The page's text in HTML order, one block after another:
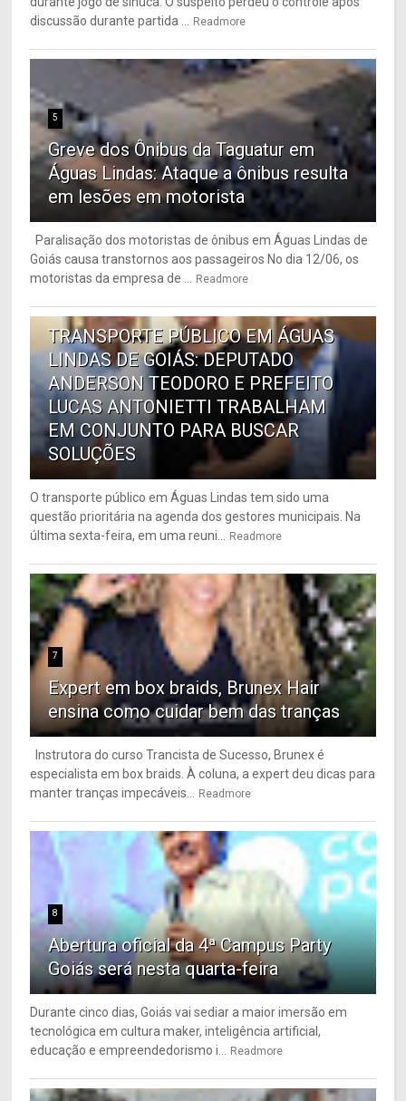
discussão durante partida ... Readmore
5
Greve dos Ônibus da Taguatur em
Águas Lindas: Ataque a ônibus resulta
em lesões em motorista
Paralisação dos motoristas de ônibus em Águas Lindas de
Goiás causa transtornos aos passageiros No dia 12/06, os
motoristas da empresa de ... Readmore
6
TRANSPORTE PÚBLICO EM ÁGUAS
LINDAS DE GOIÁS: DEPUTADO
ANDERSON TEODORO E PREFEITO
LUCAS ANTONIETTI TRABALHAM
EM CONJUNTO PARA BUSCAR
SOLUÇÕES
O transporte público em Águas Lindas tem sido uma
questão prioritária na agenda dos gestores municipais. Na
última sexta-feira, em uma reuni... Readmore
7
Expert em box braids, Brunex Hair
ensina como cuidar bem das tranças
Instrutora do curso Trancista de Sucesso, Brunex é
especialista em box braids. À coluna, a expert deu dicas para
manter tranças impecáveis... Readmore
8
Abertura oficial da 4ª Campus Party
Goiás será nesta quarta-feira
Durante cinco dias, Goiás vai sediar a maior imersão em
tecnológica em cultura maker, inteligência artificial,
educação e empreendedorismo i... Readmore